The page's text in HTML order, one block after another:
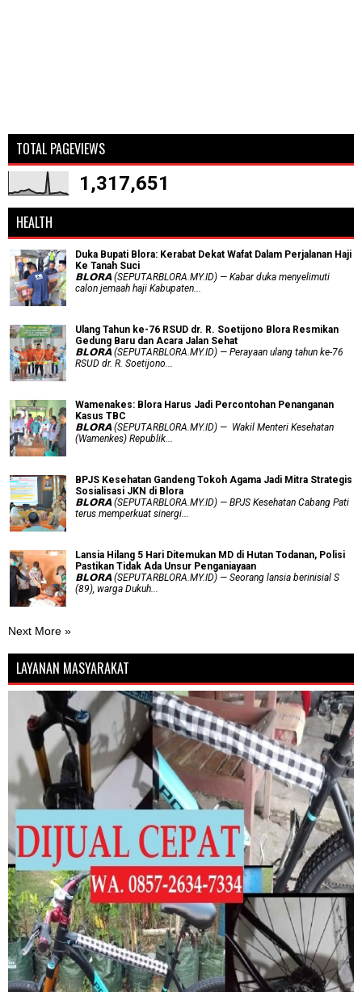
TOTAL PAGEVIEWS
1,317,651
HEALTH
Duka Bupati Blora: Kerabat Dekat Wafat Dalam Perjalanan Haji
Ke Tanah Suci
𝗕𝗟𝗢𝗥𝗔 (SEPUTARBLORA.MY.ID) — Kabar duka menyelimuti
calon jemaah haji Kabupaten...
Ulang Tahun ke-76 RSUD dr. R. Soetijono Blora Resmikan
Gedung Baru dan Acara Jalan Sehat
𝗕𝗟𝗢𝗥𝗔 (SEPUTARBLORA.MY.ID) — Perayaan ulang tahun ke-76
RSUD dr. R. Soetijono...
Wamenakes: Blora Harus Jadi Percontohan Penanganan
Kasus TBC
𝗕𝗟𝗢𝗥𝗔 (SEPUTARBLORA.MY.ID) — Wakil Menteri Kesehatan
(Wamenkes) Republik...
BPJS Kesehatan Gandeng Tokoh Agama Jadi Mitra Strategis
Sosialisasi JKN di Blora
𝗕𝗟𝗢𝗥𝗔 (SEPUTARBLORA.MY.ID) — BPJS Kesehatan Cabang Pati
terus memperkuat sinergi...
Lansia Hilang 5 Hari Ditemukan MD di Hutan Todanan, Polisi
Pastikan Tidak Ada Unsur Penganiayaan
𝗕𝗟𝗢𝗥𝗔 (SEPUTARBLORA.MY.ID) — Seorang lansia berinisial S
(89), warga Dukuh...
Next More »
LAYANAN MASYARAKAT